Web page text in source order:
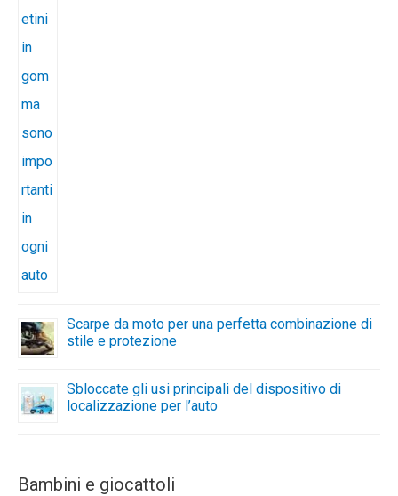
Scarpe da moto per una perfetta combinazione di
stile e protezione
Sbloccate gli usi principali del dispositivo di
localizzazione per l’auto
Bambini e giocattoli